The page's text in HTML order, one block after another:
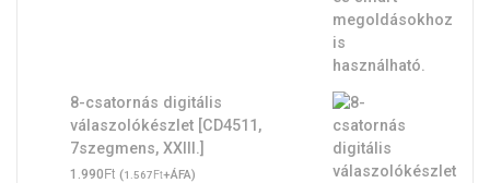
8-csatornás digitális
válaszolókészlet [CD4511,
7szegmens, XXIII.]
1.990Ft (1.567Ft+ÁFA)